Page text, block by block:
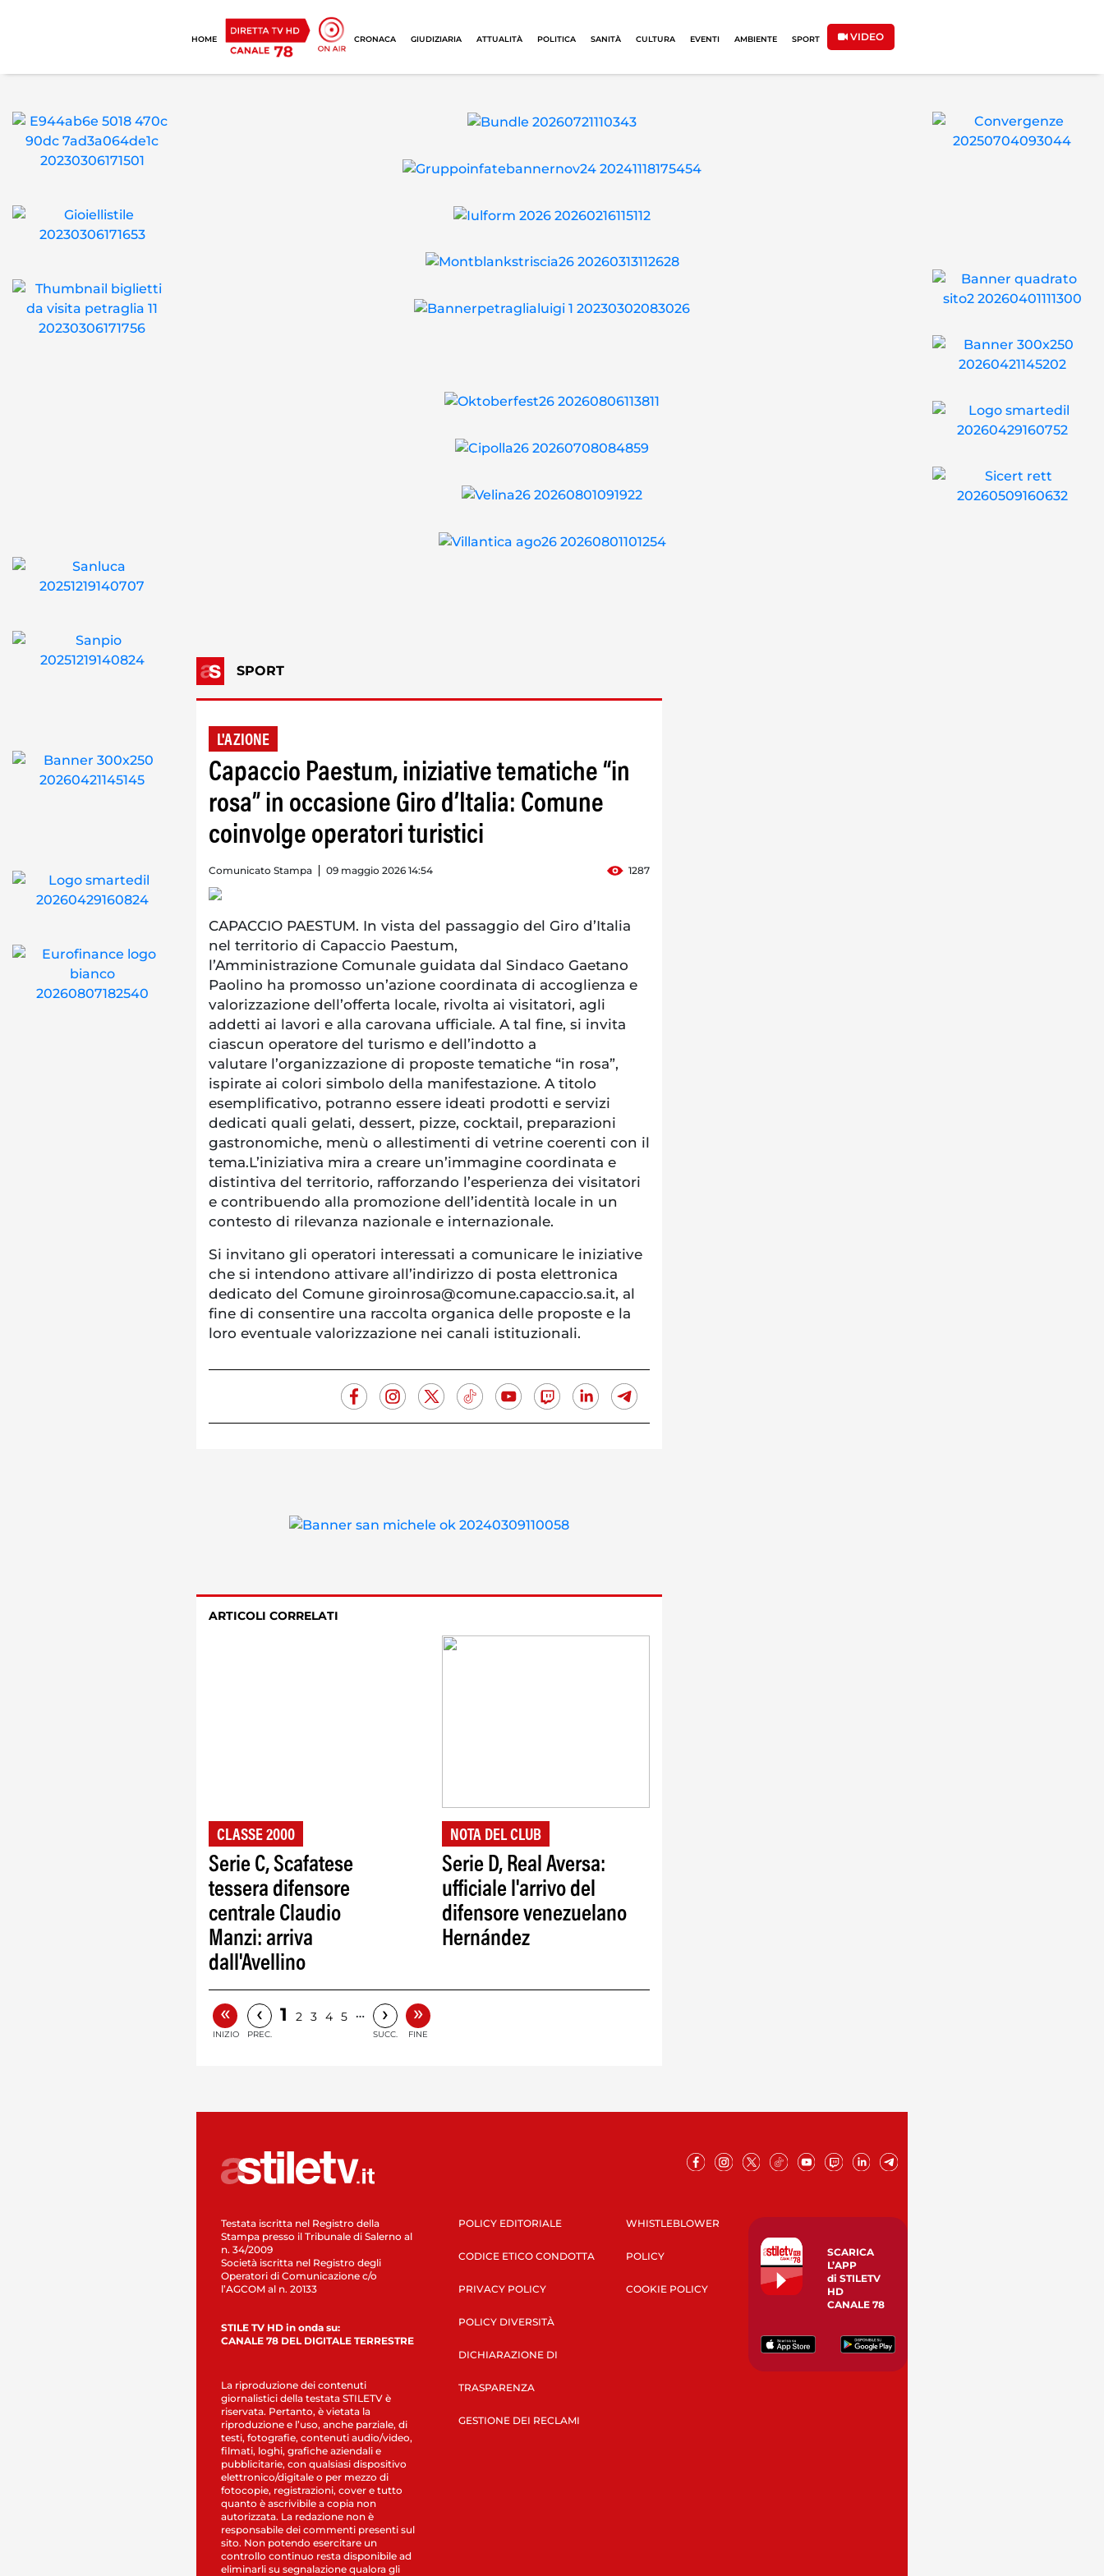
HOME CRONACA GIUDIZIARIA ATTUALITÀ POLITICA SANITÀ CULTURA EVENTI AMBIENTE SPORT VIDEO
SPORT
L'AZIONE
Capaccio Paestum, iniziative tematiche “in
rosa” in occasione Giro d’Italia: Comune
coinvolge operatori turistici
Comunicato Stampa 09 maggio 2026 14:54 1287
CAPACCIO PAESTUM. In vista del passaggio del Giro d’Italia
nel territorio di Capaccio Paestum,
l’Amministrazione Comunale guidata dal Sindaco Gaetano
Paolino ha promosso un’azione coordinata di accoglienza e
valorizzazione dell’offerta locale, rivolta ai visitatori, agli
addetti ai lavori e alla carovana ufficiale. A tal fine, si invita
ciascun operatore del turismo e dell’indotto a
valutare l’organizzazione di proposte tematiche “in rosa”,
ispirate ai colori simbolo della manifestazione. A titolo
esemplificativo, potranno essere ideati prodotti e servizi
dedicati quali gelati, dessert, pizze, cocktail, preparazioni
gastronomiche, menù o allestimenti di vetrine coerenti con il
tema.L’iniziativa mira a creare un’immagine coordinata e
distintiva del territorio, rafforzando l’esperienza dei visitatori
e contribuendo alla promozione dell’identità locale in un
contesto di rilevanza nazionale e internazionale.
Si invitano gli operatori interessati a comunicare le iniziative
che si intendono attivare all’indirizzo di posta elettronica
dedicato del Comune giroinrosa@comune.capaccio.sa.it, al
fine di consentire una raccolta organica delle proposte e la
loro eventuale valorizzazione nei canali istituzionali.
ARTICOLI CORRELATI
CLASSE 2000
Serie C, Scafatese
tessera difensore
centrale Claudio
Manzi: arriva
dall'Avellino
NOTA DEL CLUB
Serie D, Real Aversa:
ufficiale l'arrivo del
difensore venezuelano
Hernández
«
INIZIO
‹
PREC.
1 2 3 4 5 … ›
SUCC.
»
FINE
Testata iscritta nel Registro della
Stampa presso il Tribunale di Salerno al
n. 34/2009
Società iscritta nel Registro degli
Operatori di Comunicazione c/o
l’AGCOM al n. 20133
STILE TV HD in onda su:
CANALE 78 DEL DIGITALE TERRESTRE
La riproduzione dei contenuti
giornalistici della testata STILETV è
riservata. Pertanto, è vietata la
riproduzione e l’uso, anche parziale, di
testi, fotografie, contenuti audio/video,
filmati, loghi, grafiche aziendali e
pubblicitarie, con qualsiasi dispositivo
elettronico/digitale o per mezzo di
fotocopie, registrazioni, cover e tutto
quanto è ascrivibile a copia non
autorizzata. La redazione non è
responsabile dei commenti presenti sul
sito. Non potendo esercitare un
controllo continuo resta disponibile ad
eliminarli su segnalazione qualora gli
POLICY EDITORIALE
CODICE ETICO CONDOTTA
PRIVACY POLICY
POLICY DIVERSITÀ
DICHIARAZIONE DI
TRASPARENZA
GESTIONE DEI RECLAMI
WHISTLEBLOWER
POLICY
COOKIE POLICY
SCARICA
L’APP
di STILETV
HD
CANALE 78